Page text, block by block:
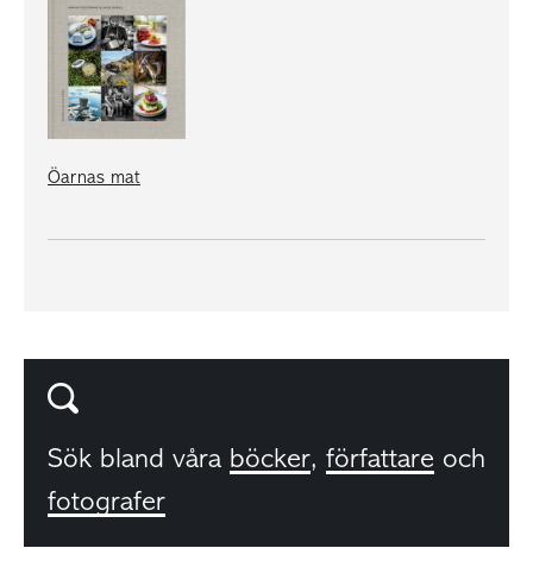
Öarnas mat
Sök bland våra böcker, författare och
fotografer